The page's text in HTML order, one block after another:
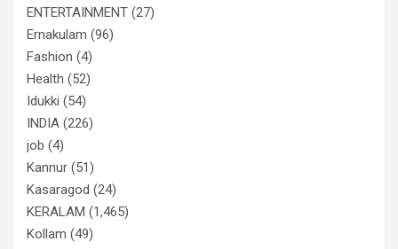
ENTERTAINMENT (27)
Ernakulam (96)
Fashion (4)
Health (52)
Idukki (54)
INDIA (226)
job (4)
Kannur (51)
Kasaragod (24)
KERALAM (1,465)
Kollam (49)